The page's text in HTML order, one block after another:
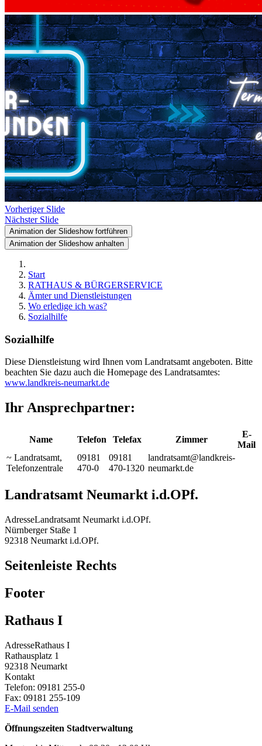
Vorheriger Slide
Nächster Slide
Animation der Slideshow fortführen
Animation der Slideshow anhalten
Start
RATHAUS & BÜRGERSERVICE
Ämter und Dienstleistungen
Wo erledige ich was?
Sozialhilfe
Sozialhilfe
Diese Dienstleistung wird Ihnen vom Landratsamt angeboten. Bitte
beachten Sie dazu auch die Homepage des Landratsamtes:
www.landkreis-neumarkt.de
Ihr Ansprechpartner:
Name Telefon Telefax Zimmer
E-
Mail
~ Landratsamt,
Telefonzentrale
09181
470-0
09181
470-1320
landratsamt@landkreis-
neumarkt.de
Landratsamt Neumarkt i.d.OPf.
AdresseLandratsamt Neumarkt i.d.OPf.
Nürnberger Staße 1
92318 Neumarkt i.d.OPf.
Seitenleiste Rechts
Footer
Rathaus I
AdresseRathaus I
Rathausplatz 1
92318 Neumarkt
Kontakt
Telefon: 09181 255-0
Fax: 09181 255-109
E-Mail senden
Öffnungszeiten Stadtverwaltung